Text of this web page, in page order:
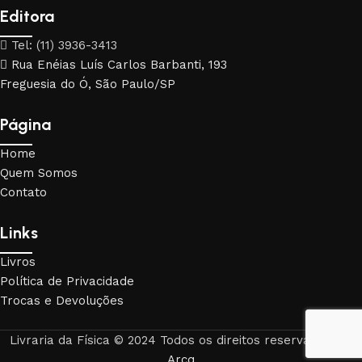
Editora
Tel: (11) 3936-3413
Rua Enéias Luís Carlos Barbanti, 193
Freguesia do Ó, São Paulo/SP
Página
Home
Quem Somos
Contato
Links
Livros
Política de Privacidade
Trocas e Devoluções
Livraria da Física © 2024 Todos os direitos reservados. By